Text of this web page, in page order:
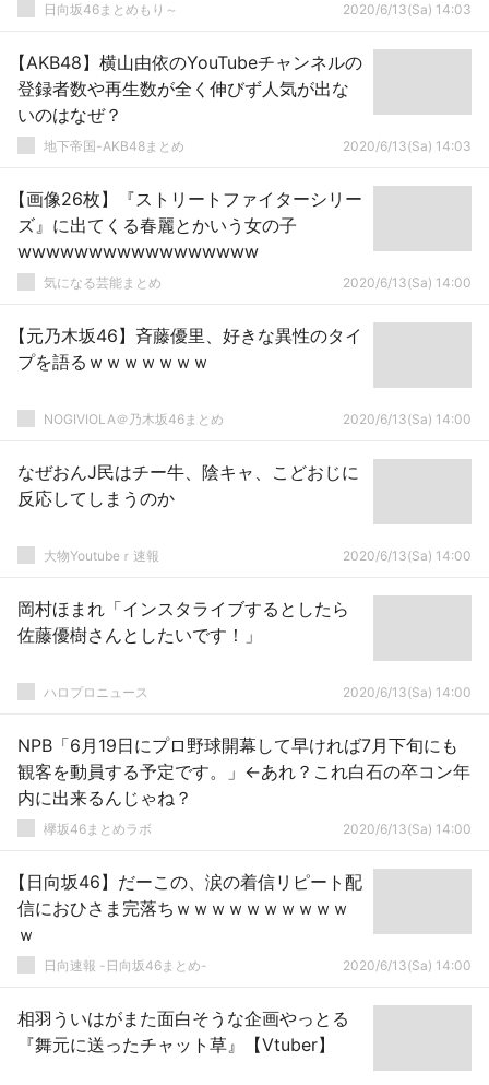
日向坂46まとめもり～ 2020/6/13(Sa) 14:03
【AKB48】横山由依のYouTubeチャンネルの
登録者数や再生数が全く伸びず人気が出な
いのはなぜ？
地下帝国-AKB48まとめ 2020/6/13(Sa) 14:03
【画像26枚】『ストリートファイターシリー
ズ』に出てくる春麗とかいう女の子
wwwwwwwwwwwwwwwww
気になる芸能まとめ 2020/6/13(Sa) 14:00
【元乃木坂46】斉藤優里、好きな異性のタイ
プを語るｗｗｗｗｗｗｗ
NOGIVIOLA＠乃木坂46まとめ 2020/6/13(Sa) 14:00
なぜおんJ民はチー牛、陰キャ、こどおじに
反応してしまうのか
大物Youtubeｒ速報 2020/6/13(Sa) 14:00
岡村ほまれ「インスタライブするとしたら
佐藤優樹さんとしたいです！」
ハロプロニュース 2020/6/13(Sa) 14:00
NPB「6月19日にプロ野球開幕して早ければ7月下旬にも
観客を動員する予定です。」←あれ？これ白石の卒コン年
内に出来るんじゃね？
欅坂46まとめラボ 2020/6/13(Sa) 14:00
【日向坂46】だーこの、涙の着信リピート配
信におひさま完落ちｗｗｗｗｗｗｗｗｗｗ
ｗ
日向速報 -日向坂46まとめ- 2020/6/13(Sa) 14:00
相羽ういはがまた面白そうな企画やっとる
『舞元に送ったチャット草』【Vtuber】